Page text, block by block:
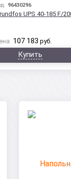
96430296
UPS 40-185 F/
107 183 руб.
Купить